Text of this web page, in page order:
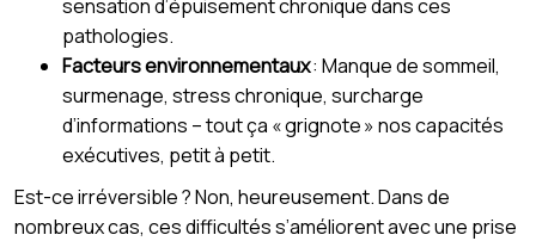
sensation d’épuisement chronique dans ces
pathologies.
Facteurs environnementaux: Manque de sommeil,
surmenage, stress chronique, surcharge
d’informations – tout ça « grignote » nos capacités
exécutives, petit à petit.
Est-ce irréversible ? Non, heureusement. Dans de
nombreux cas, ces difficultés s’améliorent avec une prise